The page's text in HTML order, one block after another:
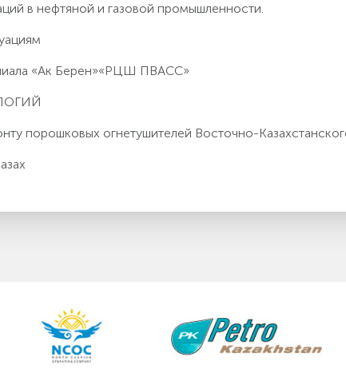
в нефтяной и газовой промышленности.
«Ак Берен»«РЦШ ПВАСС»
порошковых огнетушителей Восточно-